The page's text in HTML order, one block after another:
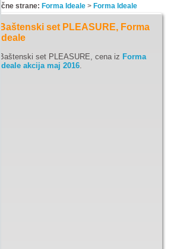
strane: Forma Ideale> Forma Ideale
set PLEASURE, Forma
set PLEASURE, cena iz Forma
akcija maj 2016.